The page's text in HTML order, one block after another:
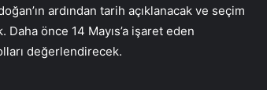
ardından tarih açıklanacak ve seçim
önce 14 Mayıs’a işaret eden
değerlendirecek.